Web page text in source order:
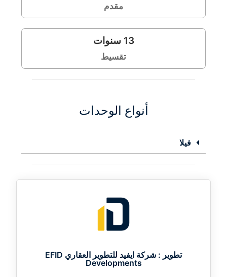
مقدم
13 سنوات
تقسيط
أنواع الوحدات
فيلا
تطوير :
شركة ايفيد للتطوير العقاري EFID
Developments